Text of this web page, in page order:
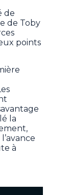
de
de Toby
points
la
à